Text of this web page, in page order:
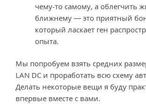
чему-то самому, а облегчить
ближнему — это приятный
который ласкает ген
опыта.
Мы попробуем взять средних
LAN DC и проработать всю схему
Делать некоторые вещи я буду
впервые вместе с вами.